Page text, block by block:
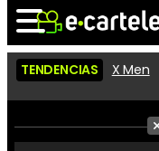
Noticias
TENDENCIAS X Men